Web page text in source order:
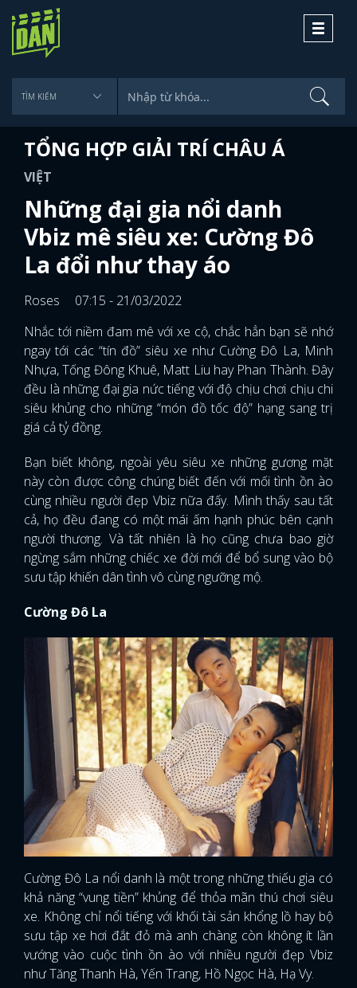
Toggle
TỔNG HỢP GIẢI TRÍ CHÂU Á
VIỆT
Những đại gia nổi danh
Vbiz mê siêu xe: Cường Đô
La đổi như thay áo
Roses
07:15 - 21/03/2022
Nhắc tới niềm đam mê với xe cộ, chắc hẳn bạn sẽ nhớ
ngay tới các “tín đồ” siêu xe như Cường Đô La, Minh
Nhựa, Tống Đông Khuê, Matt Liu hay Phan Thành. Đây
đều là những đại gia nức tiếng với độ chịu chơi chịu chi
siêu khủng cho những “món đồ tốc độ” hạng sang trị
giá cả tỷ đồng.
Bạn biết không, ngoài yêu siêu xe những gương mặt
này còn được công chúng biết đến với mối tình ồn ào
cùng nhiều người đẹp Vbiz nữa đấy. Mình thấy sau tất
cả, họ đều đang có một mái ấm hạnh phúc bên cạnh
người thương. Và tất nhiên là họ cũng chưa bao giờ
ngừng sắm những chiếc xe đời mới để bổ sung vào bộ
sưu tập khiến dân tình vô cùng ngưỡng mộ.
Cường Đô La
Cường Đô La nổi danh là một trong những thiếu gia có
khả năng “vung tiền” khủng để thỏa mãn thú chơi siêu
xe. Không chỉ nổi tiếng với khối tài sản khổng lồ hay bộ
sưu tập xe hơi đắt đỏ mà anh chàng còn không ít lần
vướng vào cuộc tình ồn ào với nhiều người đẹp Vbiz
như Tăng Thanh Hà, Yến Trang, Hồ Ngọc Hà, Hạ Vy.